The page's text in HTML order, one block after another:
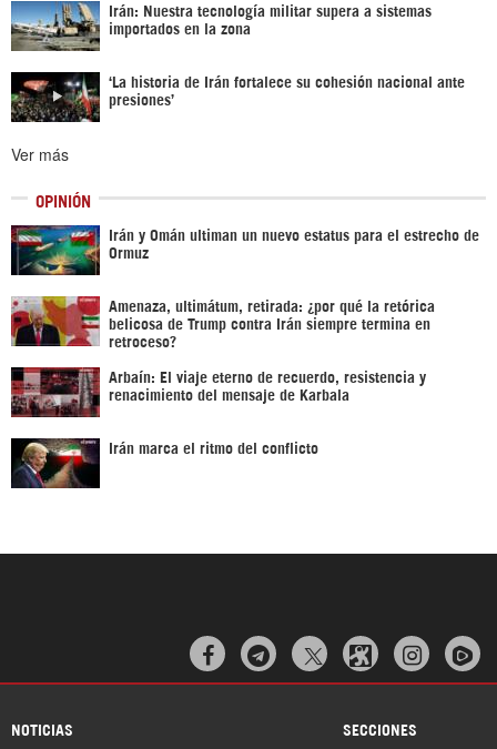
Irán: Nuestra tecnología militar supera a sistemas
importados en la zona
‘La historia de Irán fortalece su cohesión nacional ante
presiones’
Ver más
OPINIÓN
Irán y Omán ultiman un nuevo estatus para el estrecho de
Ormuz
Amenaza, ultimátum, retirada: ¿por qué la retórica
belicosa de Trump contra Irán siempre termina en
retroceso?
Arbaín: El viaje eterno de recuerdo, resistencia y
renacimiento del mensaje de Karbala
Irán marca el ritmo del conflicto
  
NOTICIAS SECCIONES